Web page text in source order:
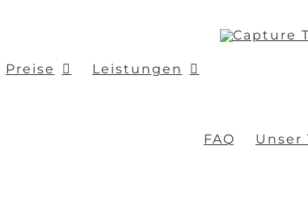
Preise Leistungen
FAQ Unser